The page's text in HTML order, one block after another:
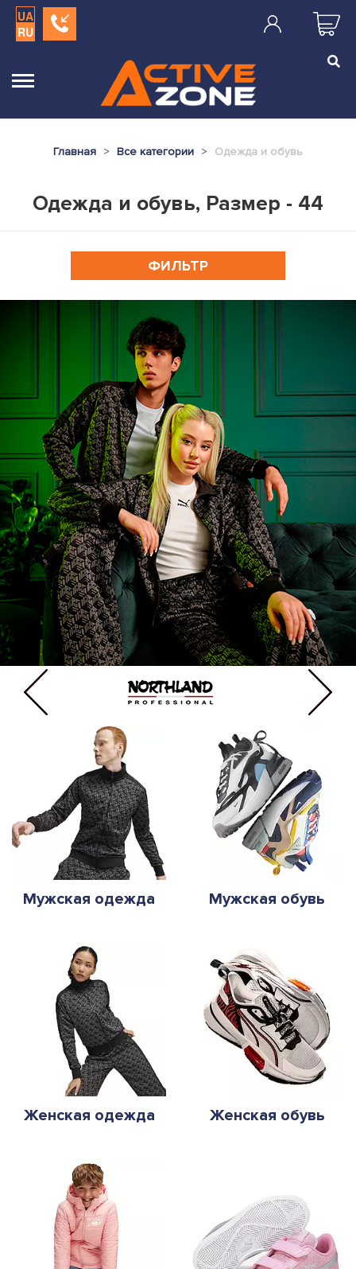
UA
RU
Главная Все категории Одежда и обувь
Одежда и обувь, Размер - 44
ФИЛЬТР
Мужская одежда Мужская обувь
Женская одежда Женская обувь